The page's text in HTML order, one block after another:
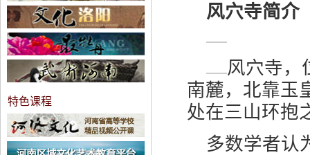
风穴寺简介
风穴寺，
南麓，北靠玉
处在三山环抱
多数学者认
特色课程